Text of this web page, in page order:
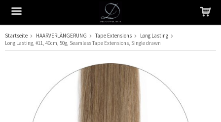
Das Produkt wurde in Ihren Warenkorb gelegt
Startseite HAARVERLÄNGERUNG Tape Extensions
Long Lasting
Long Lasting, #11, 40cm, 50g, Seamless Tape Extensions, Single drawn